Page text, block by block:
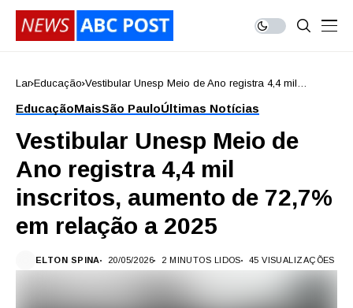
Lar Educação Vestibular Unesp Meio de Ano registra 4,4 mil
EducaçãoMaisSão PauloÚltimas Notícias
Vestibular Unesp Meio de
Ano registra 4,4 mil
inscritos, aumento de 72,7%
em relação a 2025
ELTON SPINA 20/05/2026 2 MINUTOS LIDOS 45 VISUALIZAÇÕES